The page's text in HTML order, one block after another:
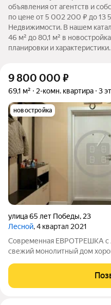
объявления от агентств и
по цене от 5 002 200 ₽ до 13
Недвижимости. В нашем
46 м² до 80,1 м² в
планировки и характеристики.
9 800 000 ₽
69,1 м² 2-комн. квартира 3
новостройка
улица 65 лет Победы, 23
Лесной, 4 квартал 2021
Современная ЕВРОТРЕШКА с
свежий монолитный дом хороший ремонт, вложений не
района Свежий монолитный
угловая, расположена на